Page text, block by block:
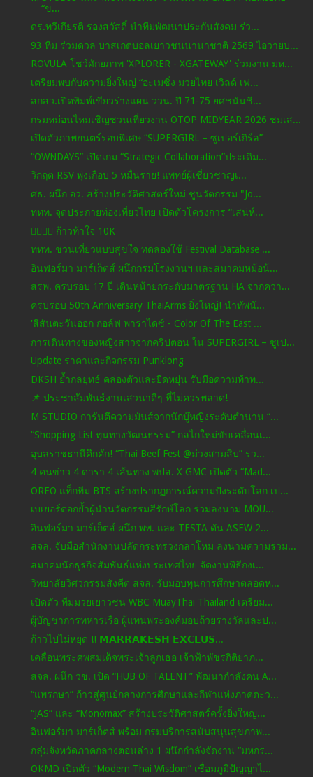
“ข...
ดร.ทวีเกียรติ รองสวัสดิ์ นำทีมพัฒนาประกันสังคม ร่ว...
93 ทีม ร่วมดวล บาสเกตบอลเยาวชนนานาชาติ 2569 ไอวายบ...
ROVULA โชว์ศักยภาพ 'XPLORER - XGATEWAY' ร่วมงาน มห...
เตรียมพบกับความยิ่งใหญ่ “อะเมซิ่ง มวยไทย เวิลด์ เฟ...
สกสว.เปิดพิมพ์เขียวร่างแผน ววน. ปี 71-75 ยศชนันชี...
กรมหม่อนไหมเชิญชวนเที่ยวงาน OTOP MIDYEAR 2026 ชมเส...
เปิดตัวภาพยนตร์รอบพิเศษ “SUPERGIRL – ซูเปอร์เกิร์ล”
“OWNDAYS” เปิดเกม “Strategic Collaboration”ประเดิม...
วิกฤต RSV พุ่งเกือบ 5 หมื่นราย! แพทย์ผู้เชี่ยวชาญเ...
ศธ. ผนึก อว. สร้างประวัติศาสตร์ใหม่ ชูนวัตกรรม "Jo...
ททท. จุดประกายท่องเที่ยวไทย เปิดตัวโครงการ “เสน่ห์...
🏃‍♂️🏃‍♀️ ก้าวท้าใจ 10K
ททท. ชวนเที่ยวแบบสุขใจ ทดลองใช้ Festival Database ...
อินฟอร์มา มาร์เก็ตส์ ผนึกกรมโรงงานฯ และสมาคมหม้อน้...
สรพ. ครบรอบ 17 ปี เดินหน้ายกระดับมาตรฐาน HA จากควา...
ครบรอบ 50th Anniversary ThaiArms ยิ่งใหญ่! นำทัพนั...
'สีสันตะวันออก กอล์ฟ พาราไดซ์ - Color Of The East ...
การเดินทางของหญิงสาวจากคริปตอน ใน SUPERGIRL – ซูเป...
Update ราคาและกิจกรรม Punklong
DKSH ย้ำกลยุทธ์ คล่องตัวและยืดหยุ่น รับมือความท้าท...
📌 ประชาสัมพันธ์งานเสวนาดีๆ ที่ไม่ควรพลาด!
M STUDIO การันตีความมันส์จากนักบู๊หญิงระดับตำนาน “...
“Shopping List ทุนทางวัฒนธรรม” กลไกใหม่ขับเคลื่อนเ...
อุบลราชธานีคึกคัก! “Thai Beef Fest @ม่วงสามสิบ” รว...
4 คนข่าว 4 ดารา 4 เส้นทาง พปส. X GMC เปิดตัว “Mad...
OREO แท็กทีม BTS สร้างปรากฏการณ์ความปังระดับโลก เป...
เบเยอร์ตอกย้ำผู้นำนวัตกรรมสีรักษ์โลก ร่วมลงนาม MOU...
อินฟอร์มา มาร์เก็ตส์ ผนึก พพ. และ TESTA ดัน ASEW 2...
สจล. จับมือสำนักงานปลัดกระทรวงกลาโหม ลงนามความร่วม...
สมาคมนักธุรกิจสัมพันธ์แห่งประเทศไทย จัดงานพิธีกงเ...
วิทยาลัยวิศวกรรมสังคีต สจล. รับมอบทุนการศึกษาตลอดห...
เปิดตัว ทีมมวยเยาวชน WBC MuayThai Thailand เตรียม...
ผู้บัญชาการทหารเรือ ผู้แทนพระองค์มอบถ้วยรางวัลและป...
ก้าวไปไม่หยุด !! 𝗠𝗔𝗥𝗥𝗔𝗞𝗘𝗦𝗛 𝗘𝗫𝗖𝗟𝗨𝗦...
เคลื่อนพระศพสมเด็จพระเจ้าลูกเธอ เจ้าฟ้าพัชรกิติยาภ...
สจล. ผนึก วช. เปิด “HUB OF TALENT” พัฒนากำลังคน A...
“แพรกษา” ก้าวสู่ศูนย์กลางการศึกษาและกีฬาแห่งภาคตะว...
“JAS” และ “Monomax” สร้างประวัติศาสตร์ครั้งยิ่งใหญ...
อินฟอร์มา มาร์เก็ตส์ พร้อม กรมบริการสนับสนุนสุขภาพ...
กลุ่มจังหวัดภาคกลางตอนล่าง 1 ผนึกกำลังจัดงาน “มหกร...
OKMD เปิดตัว “Modern Thai Wisdom” เชื่อมภูมิปัญญาไ...